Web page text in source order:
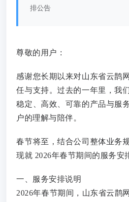
排公告
尊敬的用户：
感谢您长期以来对山东省云鹊
任与支持。过去的一年里，我
稳定、高效、可靠的产品与服
户的理解与陪伴。
春节将至，结合公司整体业务
现就 2026年春节期间的服务安
一、服务安排说明
2026年春节期间，山东省云鹊